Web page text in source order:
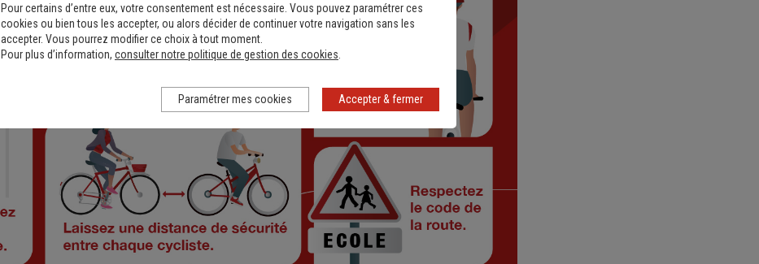
Pour certains d’entre eux, votre consentement est nécessaire. Vous pouvez paramétrer ces
cookies ou bien tous les accepter, ou alors décider de continuer votre navigation sans les
accepter. Vous pourrez modifier ce choix à tout moment.
Pour plus d’information, consulter notre politique de gestion des cookies
Accepter & fermer
Paramétrer mes cookies